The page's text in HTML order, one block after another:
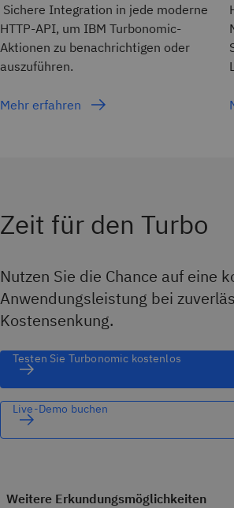
Sichere Integration in jede moderne
HTTP-API, um IBM Turbonomic-
Aktionen zu benachrichtigen oder
auszuführen.
Mehr erfahren
Zeit für den Turbo
Nutzen Sie die Chance auf eine
Anwendungsleistung bei
Kostensenkung.
Testen Sie Turbonomic kostenlos
Live-Demo buchen
Weitere Erkundungsmöglichkeiten